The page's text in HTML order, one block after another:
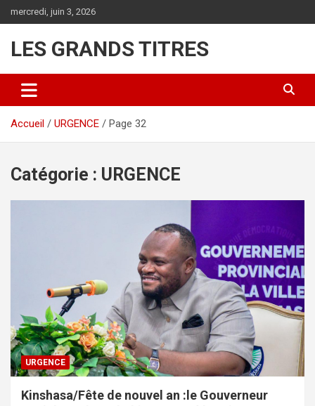
au
mercredi, juin 3, 2026
LES GRANDS TITRES
Accueil URGENCE Page 32
Catégorie : URGENCE
URGENCE
Kinshasa/Fête de nouvel an :le Gouverneur